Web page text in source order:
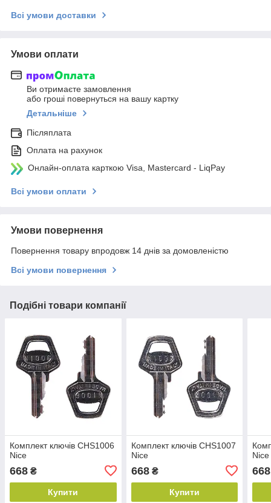
Всі умови доставки
Умови оплати
Ви отримаєте замовлення
або гроші повернуться на вашу картку
Детальніше
Післяплата
Оплата на рахунок
Онлайн-оплата карткою Visa, Mastercard - LiqPay
Всі умови оплати
Умови повернення
Повернення товару впродовж 14 днів за домовленістю
Всі умови повернення
Подібні товари компанії
Комплект ключів CHS1006
Nice
668 ₴
Купити
Комплект ключів CHS1007
Nice
668₴
Купити
Nice
668